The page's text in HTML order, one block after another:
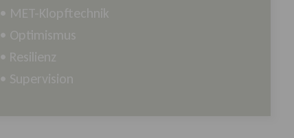
• MET-Klopftechnik
• Optimismus
• Resilienz
• Supervision